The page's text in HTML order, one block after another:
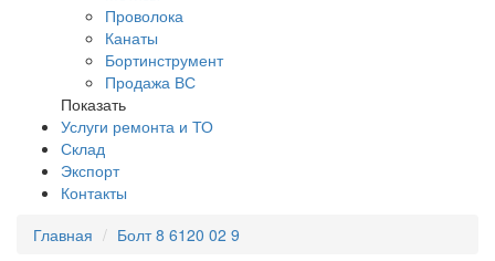
Проволока
Канаты
Бортинструмент
Продажа ВС
Показать
Услуги ремонта и ТО
Склад
Экспорт
Контакты
Главная
Болт 8 6120 02 9